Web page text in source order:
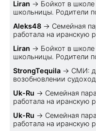
Liran → Бойкот в
школьницы. Родители
Aleks48 → Семейная
работала на иранскую
Liran → Бойкот в
школьницы. Родители
StrongTequila → СМИ:
возобновлении
Uk-Ru → Семейная
работала на иранскую
Uk-Ru → Семейная
работала на иранскую